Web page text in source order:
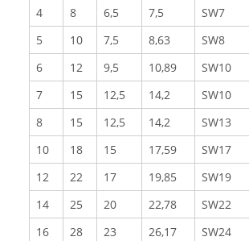
4 8 6,5 7,5 SW7
5
10 7,5 8,63 SW8
6
12 9,5 10,89 SW10
7
15 12,5 14,2 SW10
8
15 12,5 14,2 SW13
10
18 15 17,59 SW17
12
22 17 19,85 SW19
14
25 20 22,78 SW22
16
28 23 26,17 SW24